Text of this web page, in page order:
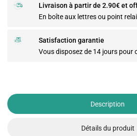
Livraison à partir de 2.90€ et
En boîte aux lettres ou point
Satisfaction garantie
Vous disposez de 14 jours pour
Description
Détails du produit